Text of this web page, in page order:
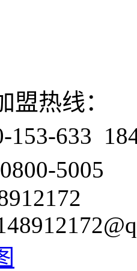
盟热线：
633
5005